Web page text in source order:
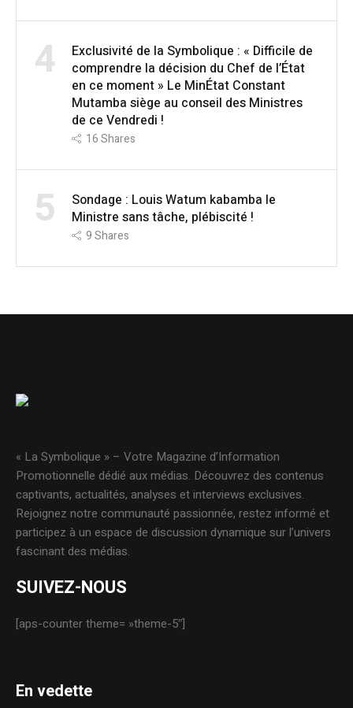
4
Exclusivité de la Symbolique : « Difficile de
comprendre la décision du Chef de l’État
en ce moment » Le MinÉtat Constant
Mutamba siège au conseil des Ministres
de ce Vendredi !
16Shares
5
Sondage : Louis Watum kabamba le
Ministre sans tâche, plébiscité !
9Shares
« La Symbolique » – Votre Magazine d’Information
Promotionnelle dédié aux médias. Découvrez des contenus
captivants, actualités, analyses et interviews exclusives.
Rejoignez notre communauté passionnée, restez informé et
participez à un espace de discussion dynamique sur l’univers
fascinant des médias.
SUIVEZ-NOUS
[aps-counter theme= »theme-5″]
En vedette